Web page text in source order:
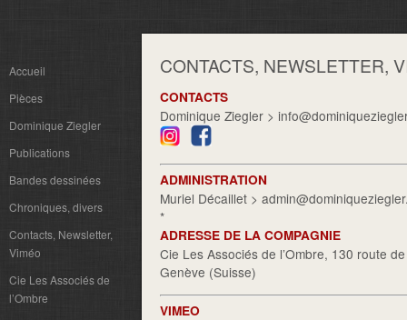
Accueil
Pièces
Dominique Ziegler
Publications
Bandes dessinées
Chroniques, divers
Contacts, Newsletter,
Viméo
Cie Les Associés de
l’Ombre
CONTACTS, NEWSLETTER,
CONTACTS
Dominique Ziegler >
ADMINISTRATION
Muriel Décaillet >
*
ADRESSE DE LA COMPAGNIE
Cie Les Associés de l’Ombre, 130 route
Genève (Suisse)
VIMEO